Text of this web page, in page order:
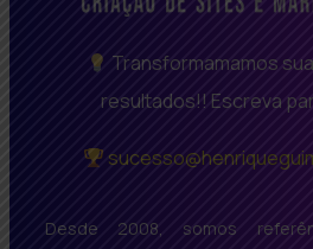
Transformamamos
resultados!! Escreva
Desde 2008, somos